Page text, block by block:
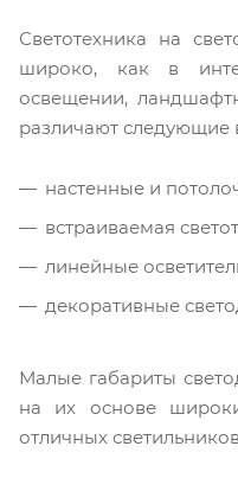
Светотехника на
широко, как в
освещении,
различают
настенные и
встраиваемая
линейные
декоративные
Малые габариты
на их основе
отличных